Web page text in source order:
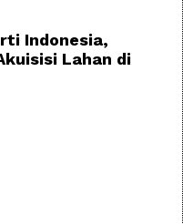
Indonesia,
Lahan di